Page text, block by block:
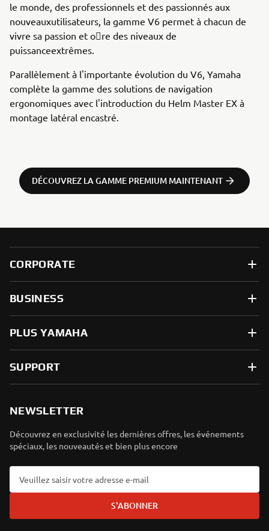
le monde, des professionnels et des passionnés aux
nouveauxutilisateurs, la gamme V6 permet à chacun de
vivre sa passion et o􀄄re des niveaux de
puissanceextrêmes.
Parallèlement à l'importante évolution du V6, Yamaha
complète la gamme des solutions de navigation
ergonomiques avec l'introduction du Helm Master EX à
montage latéral encastré.
DÉCOUVREZ LA GAMME PREMIUM MAINTENANT
CORPORATE
BUSINESS
PLUS YAMAHA
SUPPORT
NEWSLETTER
Découvrez en exclusivité les dernières offres, les événements
spéciaux, les nouveautés et bien plus encore
S'ABONNER